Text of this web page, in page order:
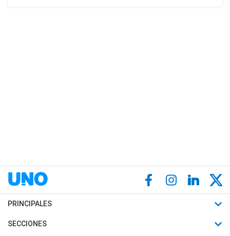
PRINCIPALES
Últimas Noticias
SECCIONES